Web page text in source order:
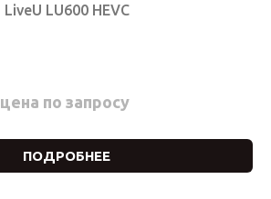
LiveU LU600 HEVC
цена по запросу
ПОДРОБНЕЕ